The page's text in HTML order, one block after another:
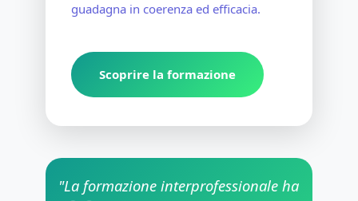
guadagna in coerenza ed efficacia.
Scoprire la formazione
"La formazione interprofessionale ha